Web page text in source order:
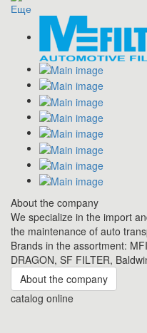
Еще
About the company
We specialize in the import
the maintenance of auto
Brands in the assortment:
DRAGON, SF FILTER,
About the company
catalog online